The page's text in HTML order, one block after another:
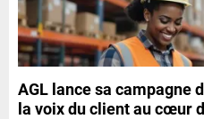
AGL lance sa campagne
la voix du client au cœur